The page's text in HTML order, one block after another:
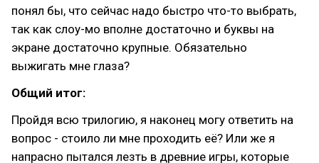
понял бы, что сейчас надо быстро что-то выбрать,
так как слоу-мо вполне достаточно и буквы на
экране достаточно крупные. Обязательно
выжигать мне глаза?
Общий итог:
Пройдя всю трилогию, я наконец могу ответить на
вопрос - стоило ли мне проходить её? Или же я
напрасно пытался лезть в древние игры, которые